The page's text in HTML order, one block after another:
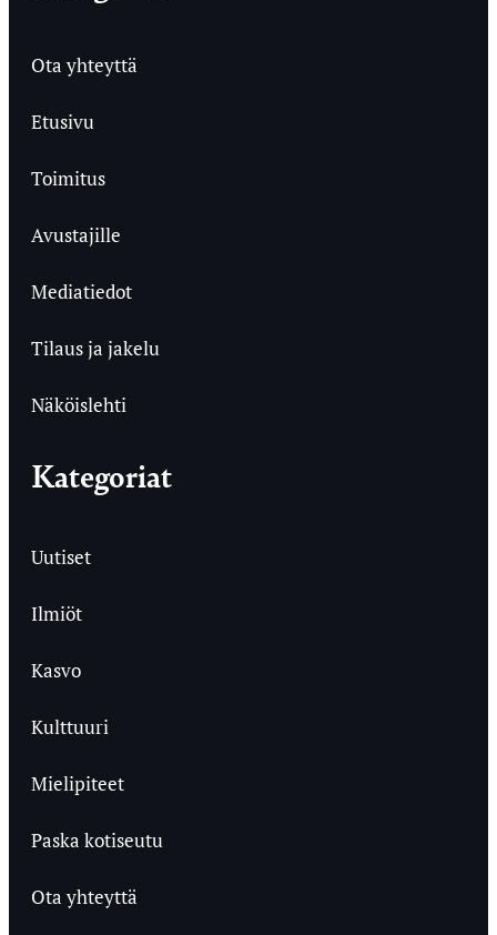
Ota yhteyttä
Etusivu
Toimitus
Avustajille
Mediatiedot
Tilaus ja jakelu
Näköislehti
Kategoriat
Uutiset
Ilmiöt
Kasvo
Kulttuuri
Mielipiteet
Paska kotiseutu
Ota yhteyttä